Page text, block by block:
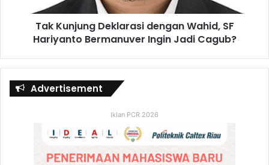
Tak Kunjung Deklarasi dengan Wahid, SF
Hariyanto Bermanuver Ingin Jadi Cagub?
Advertisement
Iklan PCR 2026